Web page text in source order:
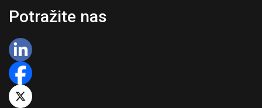
Potražite nas